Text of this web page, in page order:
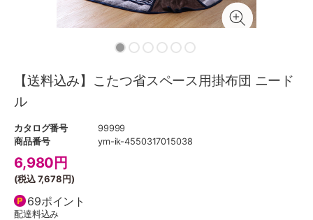
【送料込み】こたつ省スペース用掛布団 ニード
ル
カタログ番号
99999
商品番号
ym-ik-4550317015038
6,980 円
(税込7,678円)
69ポイント
配達料込み